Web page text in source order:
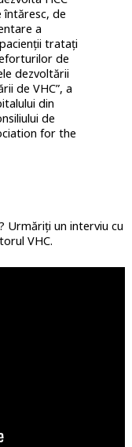
întăresc, de
a
tratați
de
dezvoltării
de VHC”, a
din
de
for the
Urmăriți un interviu cu
VHC.